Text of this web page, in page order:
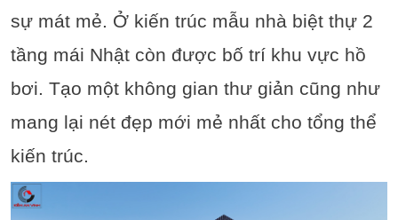
sự mát mẻ. Ở kiến trúc mẫu nhà biệt thự 2
tầng mái Nhật còn được bố trí khu vực hồ
bơi. Tạo một không gian thư giản cũng như
mang lại nét đẹp mới mẻ nhất cho tổng thể
kiến trúc.